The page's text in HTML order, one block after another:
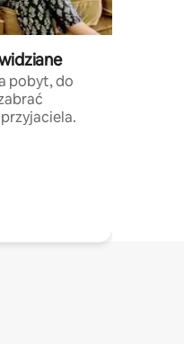
pobyt, do